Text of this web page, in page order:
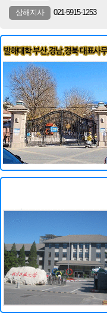
상해지사 021-5915-1253